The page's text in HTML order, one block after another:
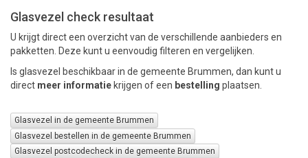
Glasvezel check resultaat
U krijgt direct een overzicht van de verschillende aanbieders en
pakketten. Deze kunt u eenvoudig filteren en vergelijken.
Is glasvezel beschikbaar in de gemeente Brummen, dan kunt u
direct meer informatie krijgen of een bestelling plaatsen.
Glasvezel in de gemeente Brummen
Glasvezel bestellen in de gemeente Brummen
Glasvezel postcodecheck in de gemeente Brummen